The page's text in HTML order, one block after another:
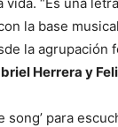
la base
la agrupación
Herrera y
song’ para